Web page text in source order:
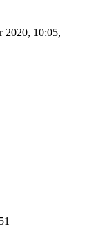
2020, 10:05,